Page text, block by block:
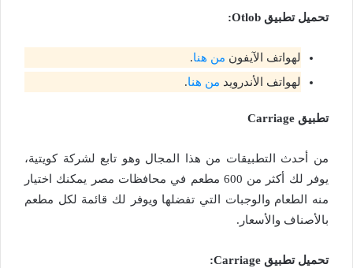
تحميل تطبيق Otlob
:
لهواتف الآيفون من هنا.
لهواتف الأندرويد من هنا.
تطبيق Carriage
من أحدث التطبيقات من هذا المجال وهو تابع لشركة كويتية،
يوفر لك أكثر من 600 مطعم في محافظات مصر يمكنك اختيار
منه الطعام والوجبات التي تفضلها ويوفر لك قائمة لكل مطعم
بالأصناف والأسعار.
تحميل تطبيق Carriage
: